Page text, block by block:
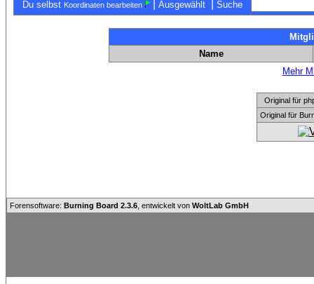
Du selbst Koordinaten bearbeiten | Ausgewählt Suche
Name
Mehr
Original für
Original für
Forensoftware: Burning Board 2.3.6 , entwickelt von WoltLab GmbH